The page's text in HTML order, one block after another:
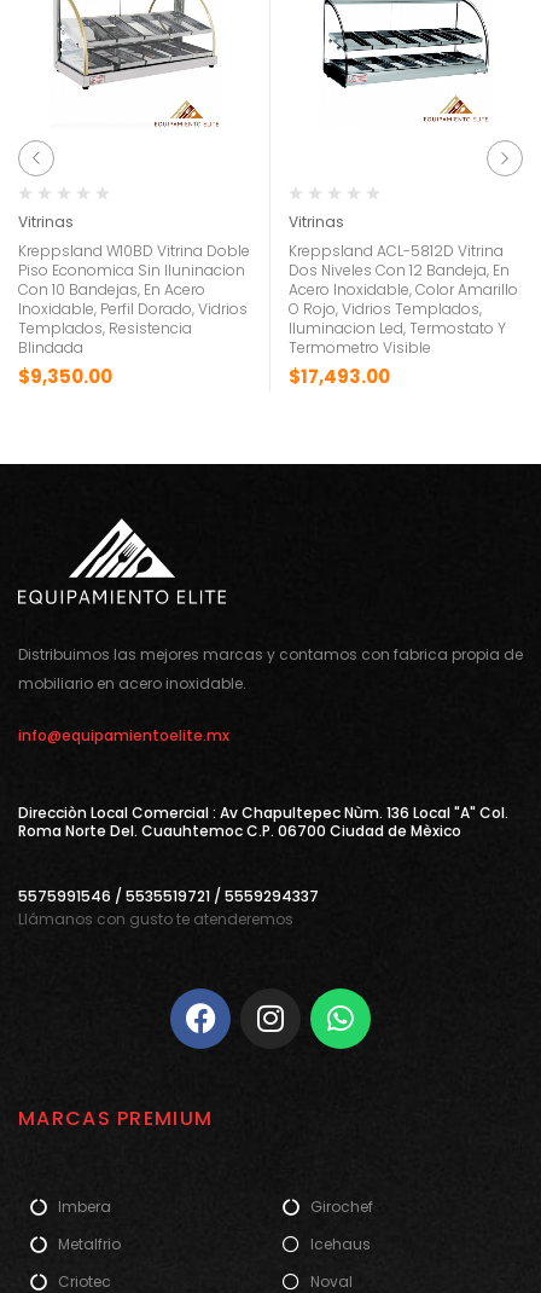
Vitrinas
Kreppsland W10BD Vitrina Doble
Piso Economica Sin Iluninacion
Con 10 Bandejas, En Acero
Inoxidable, Perfil Dorado, Vidrios
Templados, Resistencia
Blindada
$9,350.00
Vitrinas
Kreppsland ACL-5812D Vitrina
Dos Niveles Con 12 Bandeja, En
Acero Inoxidable, Color Amarillo
O Rojo, Vidrios Templados,
Iluminacion Led, Termostato Y
Termometro Visible
$17,493.00
Distribuimos las mejores marcas y contamos con fabrica propia de
mobiliario en acero inoxidable.
info@equipamientoelite.mx
Direcciòn Local Comercial : Av Chapultepec Nùm. 136 Local "A" Col.
Roma Norte Del. Cuauhtemoc C.P. 06700 Ciudad de Mèxico
5575991546 / 5535519721 / 5559294337
Llámanos con gusto te atenderemos
MARCAS PREMIUM
Imbera
Metalfrio
Criotec
Girochef
Icehaus
Noval